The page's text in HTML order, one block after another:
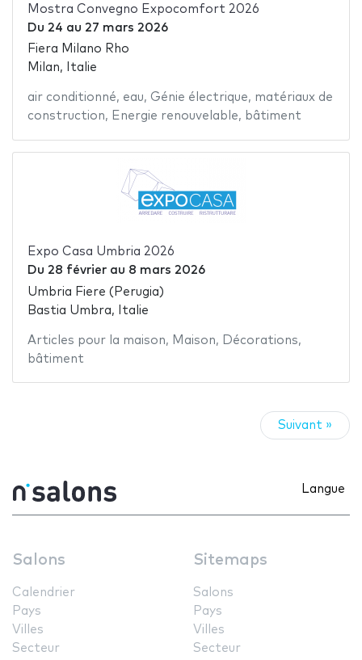
Mostra Convegno Expocomfort 2026
Du 24 au 27 mars 2026
Fiera Milano Rho
Milan, Italie
air conditionné, eau, Génie électrique, matériaux de
construction, Energie renouvelable, bâtiment
Expo Casa Umbria 2026
Du 28 févrierau 8 mars 2026
Umbria Fiere (Perugia)
Bastia Umbra, Italie
Articles pour la maison, Maison, Décorations,
bâtiment
Suivant »
Langue
Salons
Calendrier
Pays
Villes
Secteur
Sitemaps
Salons
Pays
Villes
Secteur